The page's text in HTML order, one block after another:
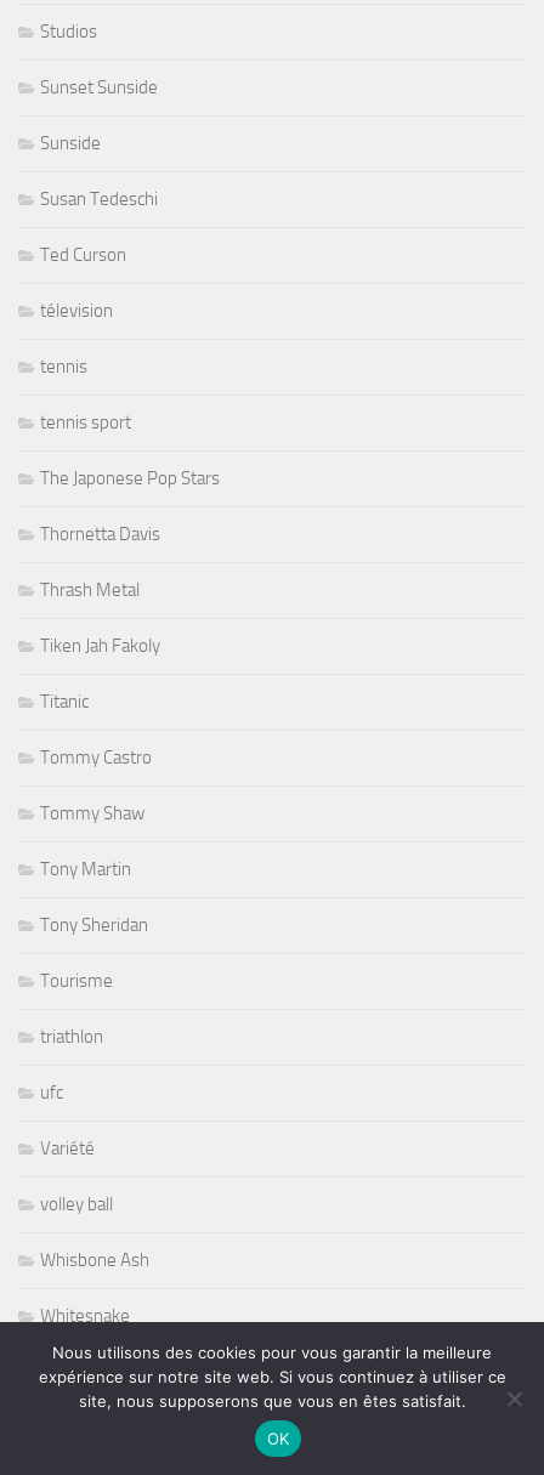
Studios
Sunset Sunside
Sunside
Susan Tedeschi
Ted Curson
télevision
tennis
tennis sport
The Japonese Pop Stars
Thornetta Davis
Thrash Metal
Tiken Jah Fakoly
Titanic
Tommy Castro
Tommy Shaw
Tony Martin
Tony Sheridan
Tourisme
triathlon
ufc
Variété
volley ball
Whisbone Ash
Whitesnake
Widespread Panic
Nous utilisons des cookies pour vous garantir la meilleure
expérience sur notre site web. Si vous continuez à utiliser ce
site, nous supposerons que vous en êtes satisfait.
OK